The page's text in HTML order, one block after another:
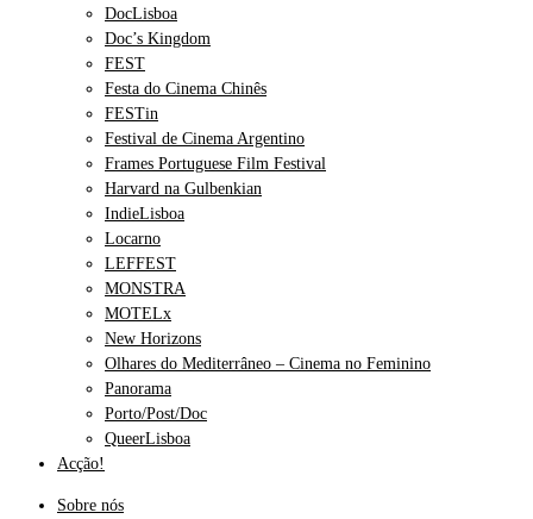
DocLisboa
Doc’s Kingdom
FEST
Festa do Cinema Chinês
FESTin
Festival de Cinema Argentino
Frames Portuguese Film Festival
Harvard na Gulbenkian
IndieLisboa
Locarno
LEFFEST
MONSTRA
MOTELx
New Horizons
Olhares do Mediterrâneo – Cinema no Feminino
Panorama
Porto/Post/Doc
QueerLisboa
Acção!
Sobre nós